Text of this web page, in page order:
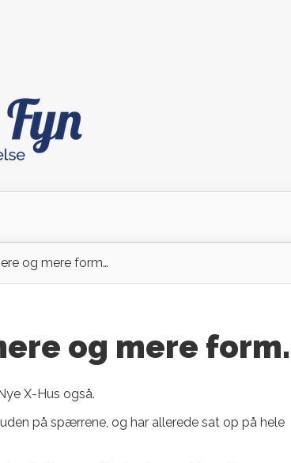
og mere form…
og mere
X-Hus også.
på spærrene, og har allerede sat op på hele